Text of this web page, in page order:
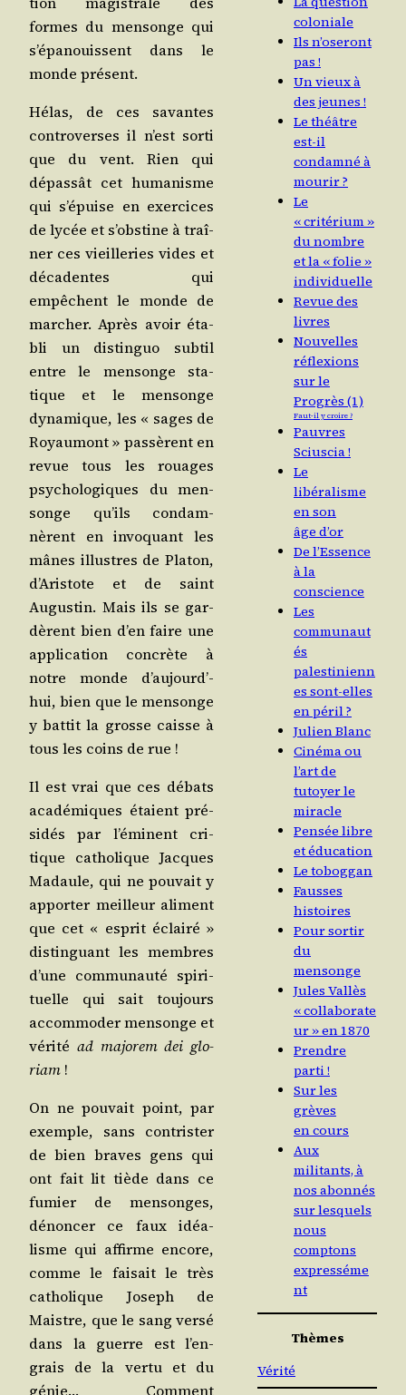
formes du men­songe qui
s’é­pa­nouissent dans le
monde présent.
Hélas, de ces savantes
contro­verses il n’est sor­ti
que du vent. Rien qui
dépas­sât cet huma­nisme
qui s’é­puise en exer­cices
de lycée et s’obs­tine à traî­
ner ces vieille­ries vides et
déca­dentes qui
empêchent le monde de
mar­cher. Après avoir éta­
bli un dis­tin­guo sub­til
entre le men­songe sta­
tique et le men­songe
dyna­mique, les « sages de
Royau­mont » pas­sèrent en
revue tous les rouages
psy­cho­lo­giques du men­
songe qu’ils condam­
nèrent en invo­quant les
mânes illustres de Pla­ton,
d’A­ris­tote et de saint
Augus­tin. Mais ils se gar­
dèrent bien d’en faire une
appli­ca­tion concrète à
notre monde d’au­jourd’­
hui, bien que le men­songe
y bat­tit la grosse caisse à
tous les coins de rue !
Il est vrai que ces débats
aca­dé­miques étaient pré­
si­dés par l’é­minent cri­
tique catho­lique Jacques
Madaule, qui ne pou­vait y
appor­ter meilleur ali­ment
que cet « esprit éclai­ré »
dis­tin­guant les membres
d’une com­mu­nau­té spi­ri­
tuelle qui sait tou­jours
accom­mo­der men­songe et
véri­té ad majo­rem dei glo­
riam !
On ne pou­vait point, par
exemple, sans contris­ter
de bien braves gens qui
ont fait lit tiède dans ce
fumier de men­songes,
dénon­cer ce faux idéa­
lisme qui affirme encore,
comme le fai­sait le très
catho­lique Joseph de
Maistre, que le sang ver­sé
dans la guerre est l’en­
grais de la ver­tu et du
génie… Com­ment
coloniale
Ils n’oseront
pas !
Un vieux à
des jeunes !
Le théâtre
est-il
condamné à
mourir ?
Le
« critérium »
du nombre
et la « folie »
individuelle
Revue des
livres
Nouvelles
réflexions
sur le
Progrès (1)
Faut-il y croire ?
Pauvres
Sciuscia !
Le
libéralisme
en son
âge d’or
De l’Essence
à la
conscience
Les
communaut
és
palestinienn
es sont-elles
en péril ?
Julien Blanc
Cinéma ou
l’art de
tutoyer le
miracle
Pensée libre
et éducation
Le toboggan
Fausses
histoires
Pour sortir
du
mensonge
Jules Vallès
« collaborate
ur » en 1870
Prendre
parti !
Sur les
grèves
en cours
Aux
militants, à
nos abonnés
sur lesquels
nous
comptons
expresséme
nt
Thèmes
Vérité